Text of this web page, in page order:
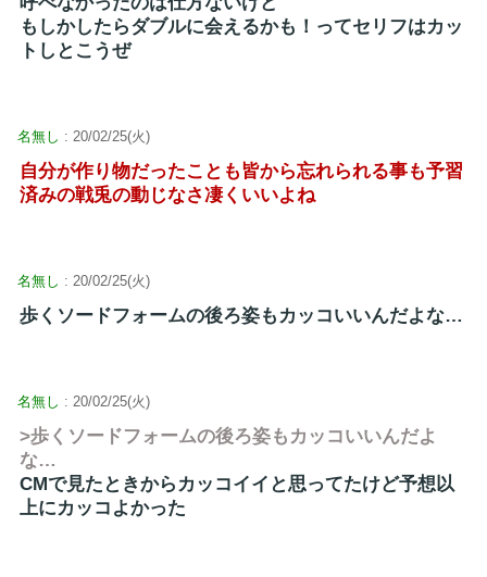
もしかしたらダブルに会えるかも！ってセリフはカッ
トしとこうぜ
名無し : 20/02/25(火)
自分が作り物だったことも皆から忘れられる事も予習
済みの戦兎の動じなさ凄くいいよね
名無し : 20/02/25(火)
歩くソードフォームの後ろ姿もカッコいいんだよな…
名無し : 20/02/25(火)
>歩くソードフォームの後ろ姿もカッコいいんだよ
な…
CMで見たときからカッコイイと思ってたけど予想以
上にカッコよかった